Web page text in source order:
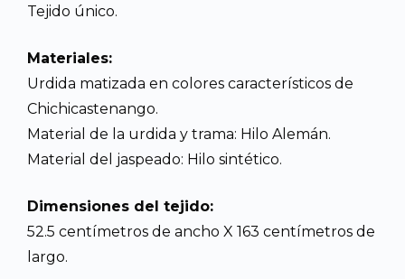
Tejido único.
Materiales:
Urdida matizada en colores característicos de
Chichicastenango.
Material de la urdida y trama: Hilo Alemán.
Material del jaspeado: Hilo sintético.
Dimensiones del tejido:
52.5 centímetros de ancho X 163 centímetros de
largo.